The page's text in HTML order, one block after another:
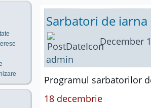
Sarbatori de
December
admin
Programul sarbatorilor
18 decembrie